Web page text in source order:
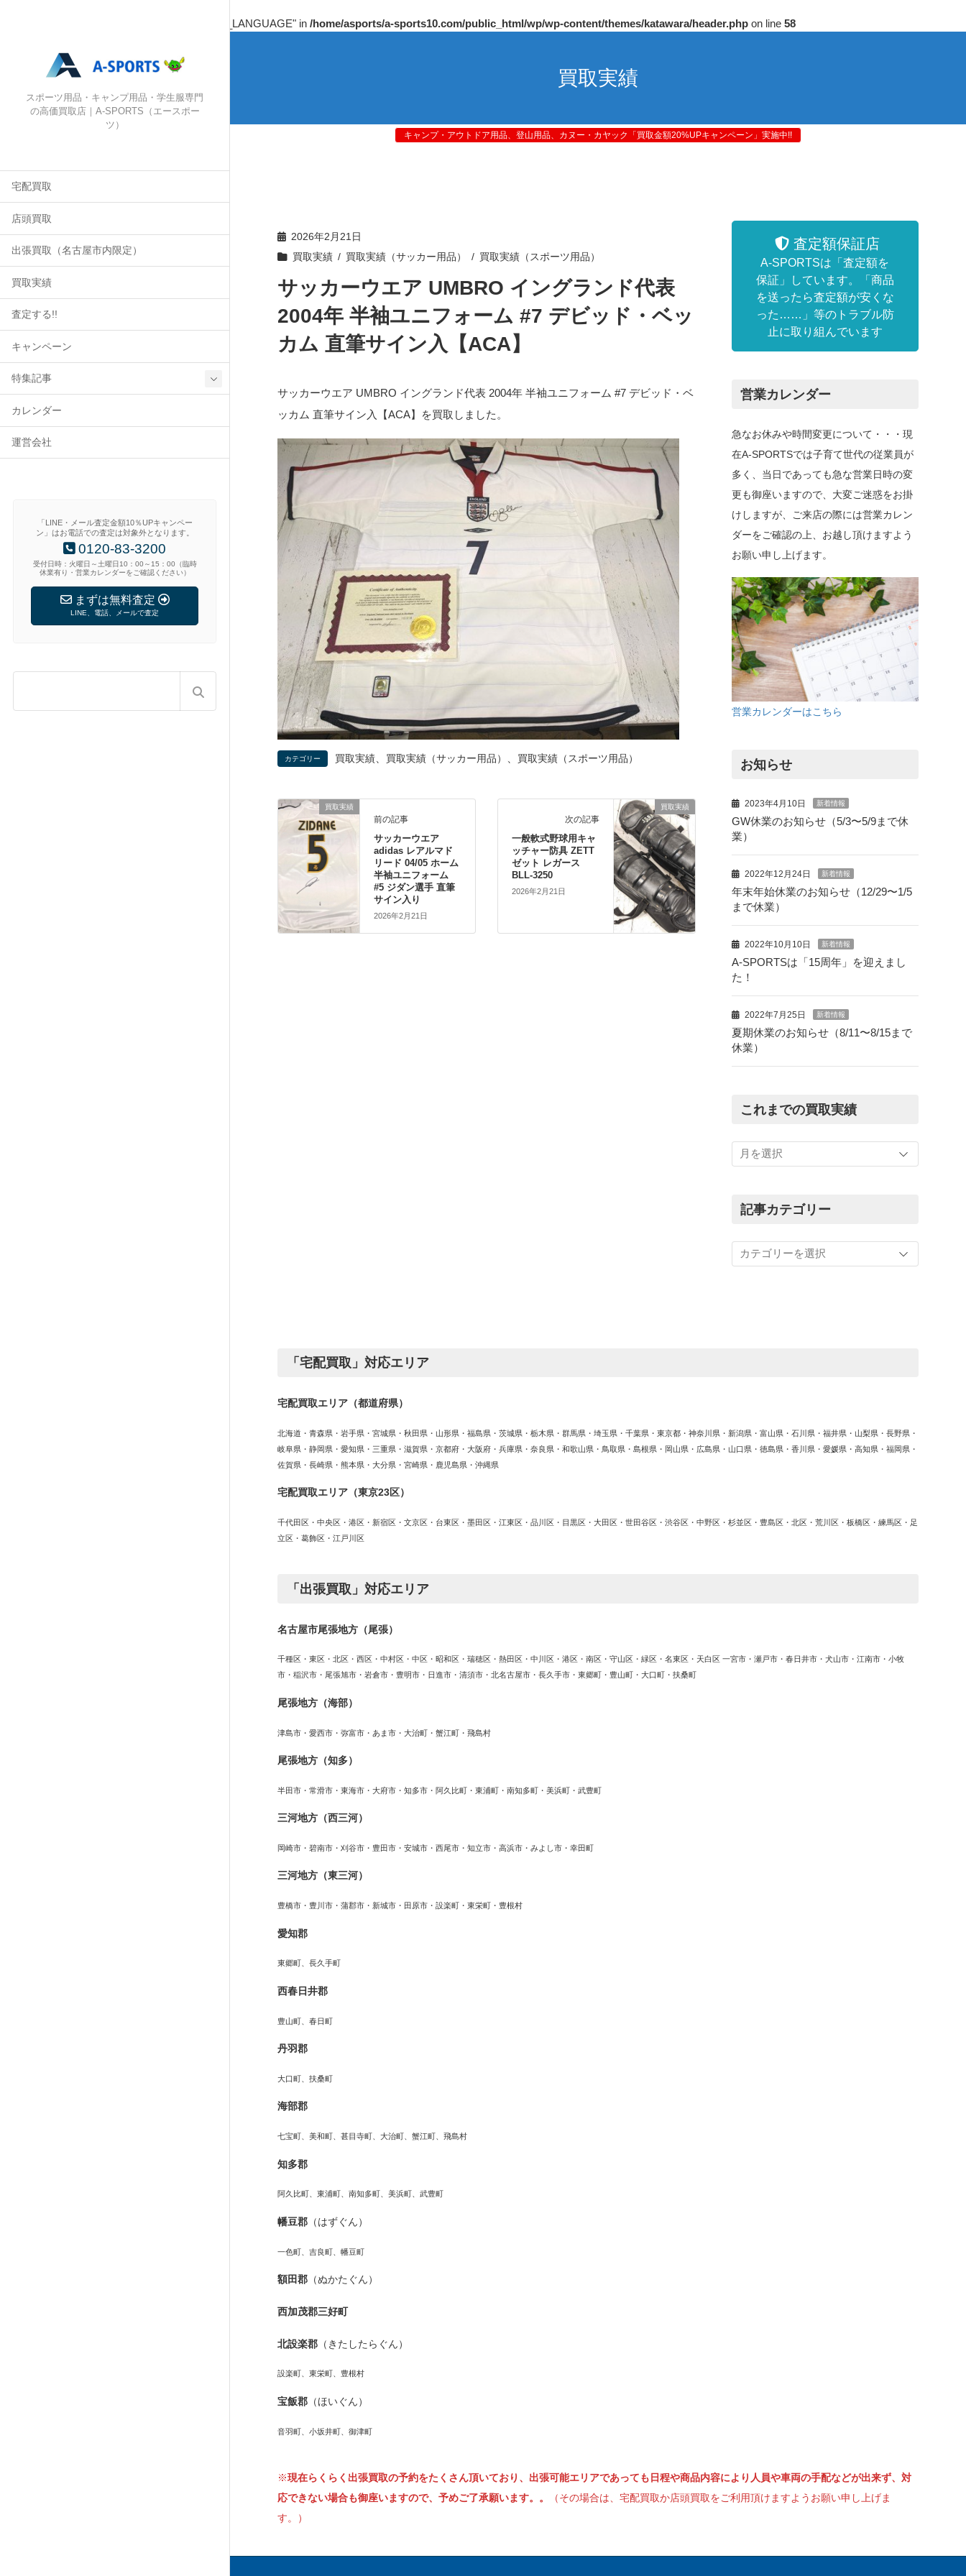
: Undefined array key "HTTP_ACCEPT_LANGUAGE" in /home/asports/a-sports10.com/public_html/wp/wp-content/themes/katawara/header.php on line 58
スポーツ用品・キャンプ用品・学生服専門
の高価買取店｜A-SPORTS（エースポー
ツ）
宅配買取
店頭買取
出張買取（名古屋市内限定）
買取実績
査定する!!
キャンペーン
特集記事
カレンダー
運営会社
「LINE・メール査定金額10％UPキャンペー
ン」はお電話での査定は対象外となります。
0120-83-3200
受付日時：火曜日～土曜日10：00～15：00（臨時
休業有り・営業カレンダーをご確認ください）
まずは無料査定
LINE、電話、メールで査定
買取実績
キャンプ・アウトドア用品、登山用品、カヌー・カヤック「買取金額20%UPキャンペーン」実施中!!
2026年2月21日
買取実績
買取実績（サッカー用品） 買取実績（スポーツ用品）
サッカーウエア UMBRO イングランド代表
2004年 半袖ユニフォーム #7 デビッド・ベッ
カム 直筆サイン入【ACA】
サッカーウエア UMBRO イングランド代表 2004年 半袖ユニフォーム #7 デビッド・ベ
ッカム 直筆サイン入【ACA】を買取しました。
カテゴリー 買取実績 買取実績（サッカー用品） 買取実績（スポーツ用品）
買取実績
前の記事
サッカーウエア
adidas レアルマド
リード 04/05 ホーム
半袖ユニフォーム
#5 ジダン選手 直筆
サイン入り
2026年2月21日
買取実績
次の記事
一般軟式野球用キャ
ッチャー防具 ZETT
ゼット レガース
BLL-3250
2026年2月21日
査定額保証店
A-SPORTSは「査定額を
保証」しています。「商品
を送ったら査定額が安くな
った……」等のトラブル防
止に取り組んでいます
営業カレンダー
急なお休みや時間変更について・・・現
在A-SPORTSでは子育て世代の従業員が
多く、当日であっても急な営業日時の変
更も御座いますので、大変ご迷惑をお掛
けしますが、ご来店の際には営業カレン
ダーをご確認の上、お越し頂けますよう
お願い申し上げます。
営業カレンダーはこちら
お知らせ
2023年4月10日 新着情報
GW休業のお知らせ（5/3〜5/9まで休
業）
2022年12月24日 新着情報
年末年始休業のお知らせ（12/29〜1/5
まで休業）
2022年10月10日 新着情報
A-SPORTSは「15周年」を迎えまし
た！
2022年7月25日 新着情報
夏期休業のお知らせ（8/11〜8/15まで
休業）
これまでの買取実績
ま
買
績
記事カテゴリー
事
カ
「宅配買取」対応エリア
宅配買取エリア（都道府県）
北海道・青森県・岩手県・宮城県・秋田県・山形県・福島県・茨城県・栃木県・群馬県・埼玉県・千葉県・東京都・神奈川県・新潟県・富山県・石川県・福井県・山梨県・長野県・
岐阜県・静岡県・愛知県・三重県・滋賀県・京都府・大阪府・兵庫県・奈良県・和歌山県・鳥取県・島根県・岡山県・広島県・山口県・徳島県・香川県・愛媛県・高知県・福岡県・
佐賀県・長崎県・熊本県・大分県・宮崎県・鹿児島県・沖縄県
宅配買取エリア（東京23区）
千代田区・中央区・港区・新宿区・文京区・台東区・墨田区・江東区・品川区・目黒区・大田区・世田谷区・渋谷区・中野区・杉並区・豊島区・北区・荒川区・板橋区・練馬区・足
立区・葛飾区・江戸川区
「出張買取」対応エリア
名古屋市尾張地方（尾張）
千種区・東区・北区・西区・中村区・中区・昭和区・瑞穂区・熱田区・中川区・港区・南区・守山区・緑区・名東区・天白区 一宮市・瀬戸市・春日井市・犬山市・江南市・小牧
市・稲沢市・尾張旭市・岩倉市・豊明市・日進市・清須市・北名古屋市・長久手市・東郷町・豊山町・大口町・扶桑町
尾張地方（海部）
津島市・愛西市・弥富市・あま市・大治町・蟹江町・飛島村
尾張地方（知多）
半田市・常滑市・東海市・大府市・知多市・阿久比町・東浦町・南知多町・美浜町・武豊町
三河地方（西三河）
岡崎市・碧南市・刈谷市・豊田市・安城市・西尾市・知立市・高浜市・みよし市・幸田町
三河地方（東三河）
豊橋市・豊川市・蒲郡市・新城市・田原市・設楽町・東栄町・豊根村
愛知郡
東郷町、長久手町
西春日井郡
豊山町、春日町
丹羽郡
大口町、扶桑町
海部郡
七宝町、美和町、甚目寺町、大治町、蟹江町、飛島村
知多郡
阿久比町、東浦町、南知多町、美浜町、武豊町
幡豆郡 （はずぐん）
一色町、吉良町、幡豆町
額田郡 （ぬかたぐん）
西加茂郡三好町
北設楽郡 （きたしたらぐん）
設楽町、東栄町、豊根村
宝飯郡 （ほいぐん）
音羽町、小坂井町、御津町
※現在らくらく出張買取の予約をたくさん頂いており、出張可能エリアであっても日程や商品内容により人員や車両の手配などが出来ず、対
応できない場合も御座いますので、予めご了承願います。。
（その場合は、宅配買取か店頭買取をご利用頂けますようお願い申し上げま
す。）